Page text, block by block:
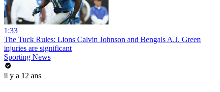
1:33
The Tuck Rules: Lions Calvin Johnson and Bengals A.J. Green
injuries are significant
Sporting News
il y a 12 ans